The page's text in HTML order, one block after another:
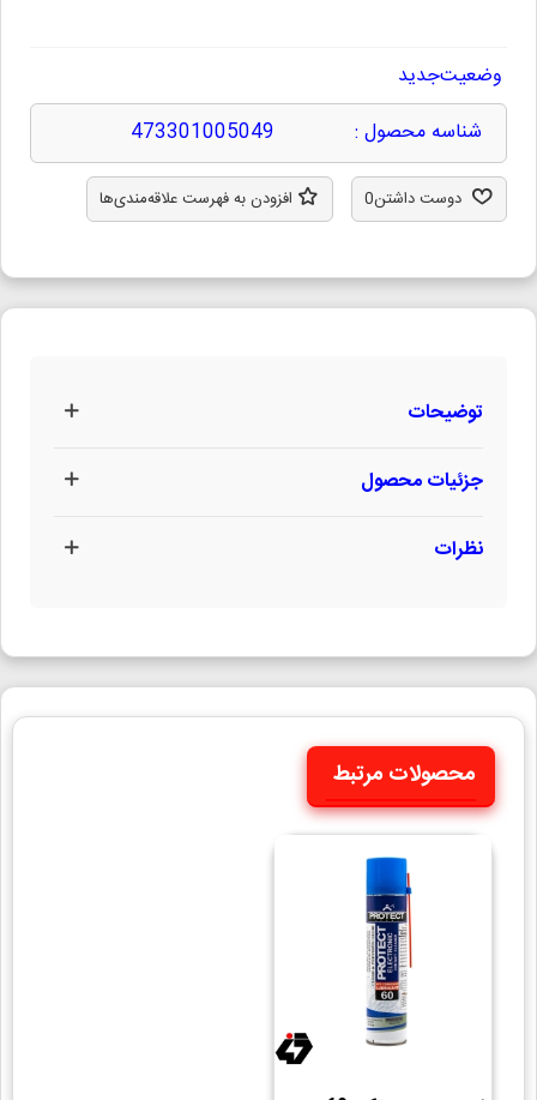
وضعیتجدید
شناسه محصول :
473301005049
دوست داشتن0 افزودن به فهرست علاقه‌مندی‌ها
توضیحات
جزئیات محصول
نظرات
محصولات مرتبط